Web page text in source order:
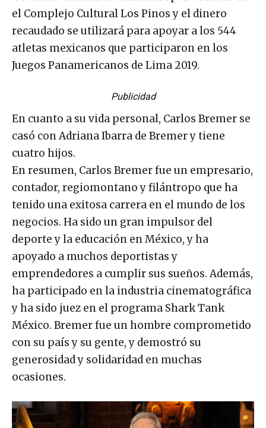
el Complejo Cultural Los Pinos y el dinero
recaudado se utilizará para apoyar a los 544
atletas mexicanos que participaron en los
Juegos Panamericanos de Lima 2019.
Publicidad
En cuanto a su vida personal, Carlos Bremer se
casó con Adriana Ibarra de Bremer y tiene
cuatro hijos.
En resumen, Carlos Bremer fue un empresario,
contador, regiomontano y filántropo que ha
tenido una exitosa carrera en el mundo de los
negocios. Ha sido un gran impulsor del
deporte y la educación en México, y ha
apoyado a muchos deportistas y
emprendedores a cumplir sus sueños. Además,
ha participado en la industria cinematográfica
y ha sido juez en el programa Shark Tank
México. Bremer fue un hombre comprometido
con su país y su gente, y demostró su
generosidad y solidaridad en muchas
ocasiones.